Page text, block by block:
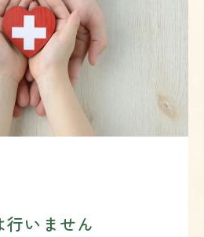
いません